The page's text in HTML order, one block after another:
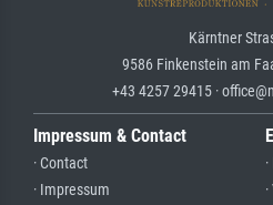
Kärntner
9586 Finkenstein am
+43 4257 29415 ·
Impressum & Contact
· Contact
· Impressum